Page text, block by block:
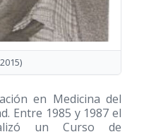
en Medicina del
Entre 1985 y 1987 el
un Curso de